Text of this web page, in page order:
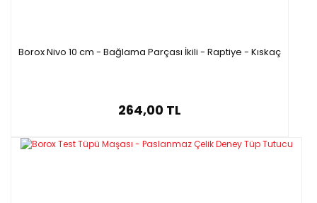
Borox Nivo 10 cm - Bağlama Parçası İkili - Raptiye - Kıskaç
264,00 TL